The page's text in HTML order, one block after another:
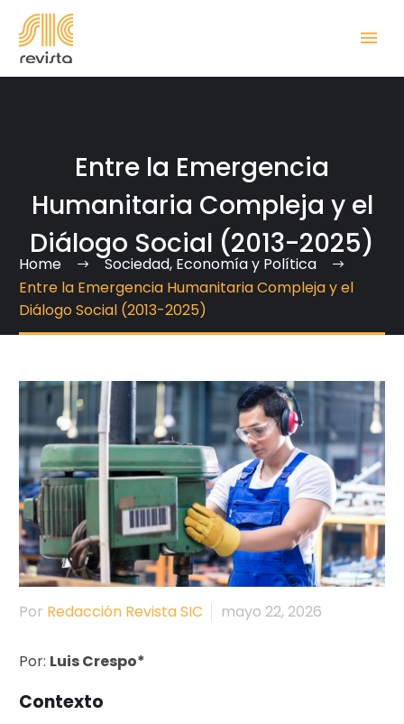
Entre la Emergencia
Humanitaria Compleja y el
Diálogo Social (2013-2025)
Home
Sociedad, Economía y Política
Entre la Emergencia Humanitaria Compleja y el
Diálogo Social (2013-2025)
Por Redacción Revista SIC mayo 22, 2026
Por: Luis Crespo*
Contexto